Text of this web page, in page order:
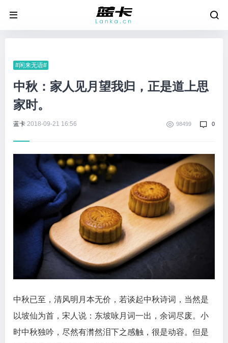
#闲来无语#
中秋：家人见月望我归，正是道上思
家时。
蓝卡 2018-09-21 16:56 98499 0
中秋已至，清风明月本无价，若谈起中秋诗词，当然是
以坡仙为首，宋人说：东坡咏月词一出，余词尽废。小
时中秋独吟，尽然有潸然泪下之感触，很是动容。但是